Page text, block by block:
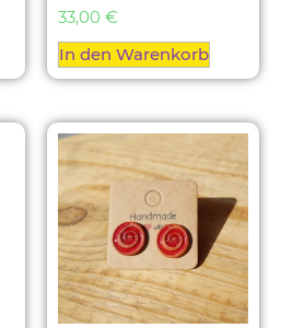
33,00 €
In den Warenkorb